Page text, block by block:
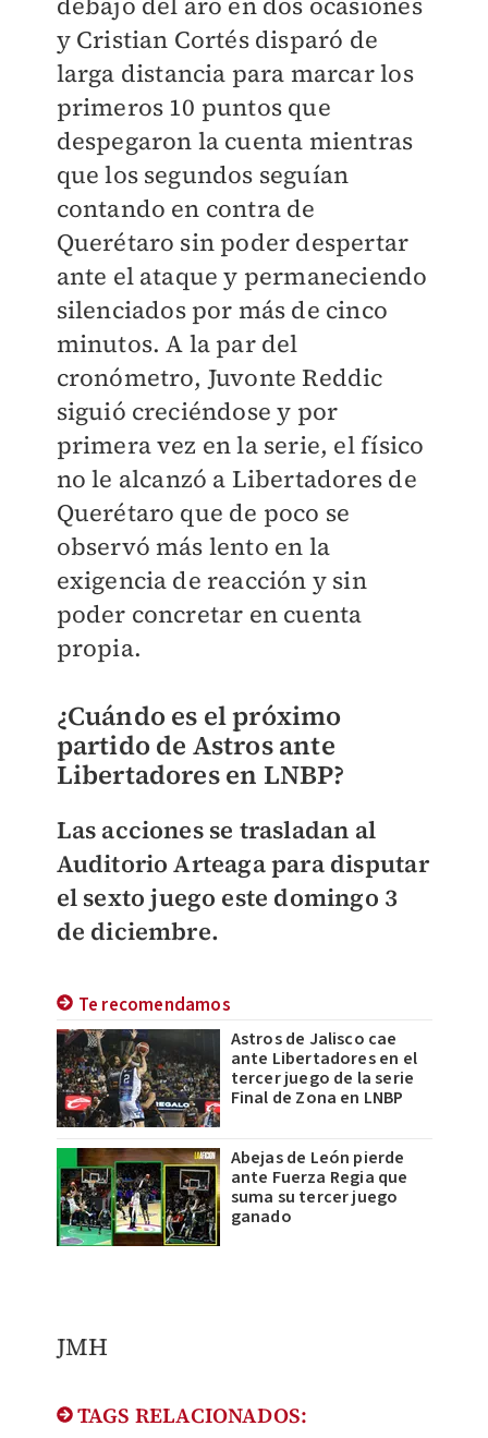
y Cristian Cortés disparó de
larga distancia para marcar los
primeros 10 puntos que
despegaron la cuenta mientras
que los segundos seguían
contando en contra de
Querétaro sin poder despertar
ante el ataque y permaneciendo
silenciados por más de cinco
minutos. A la par del
cronómetro, Juvonte Reddic
siguió creciéndose y por
primera vez en la serie, el físico
no le alcanzó a Libertadores de
Querétaro que de poco se
observó más lento en la
exigencia de reacción y sin
poder concretar en cuenta
propia.
¿Cuándo es el próximo
partido de Astros ante
Libertadores en LNBP?
Las acciones se trasladan al
Auditorio Arteaga para disputar
el sexto juego este domingo 3
de diciembre.
Te recomendamos
Astros de Jalisco cae
ante Libertadores en el
tercer juego de la serie
Final de Zona en LNBP
Abejas de León pierde
ante Fuerza Regia que
suma su tercer juego
ganado
JMH
TAGS RELACIONADOS: